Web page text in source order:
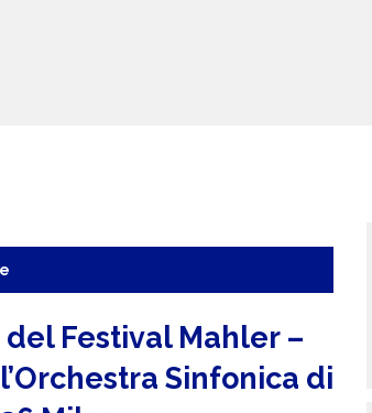
Festival Mahler –
Sinfonica di